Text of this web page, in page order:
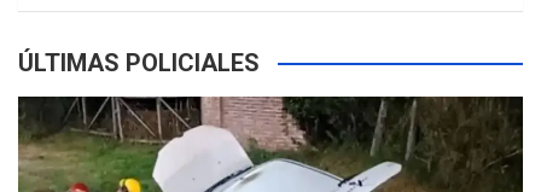
ÚLTIMAS POLICIALES